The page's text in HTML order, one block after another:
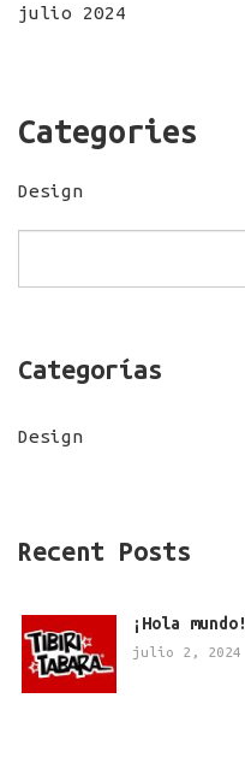
julio 2024
Categories
Design
Categorías
Design
Recent Posts
¡Hola mundo!
julio 2, 2024